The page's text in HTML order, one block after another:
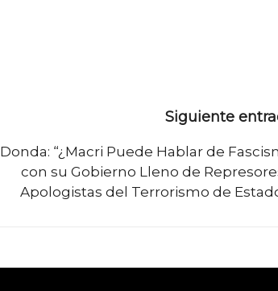
Siguiente
Donda: “¿Macri Puede Hablar de
con su Gobierno Lleno de
Apologistas del Terrorismo de